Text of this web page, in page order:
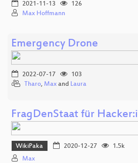
2021-11-13
126
Max Hoffmann
Emergency Drone
2022-07-17
103
Tharo, Max and Laura
FragDenStaat für
WikiPaka 2020-12-27
1.5k
Max